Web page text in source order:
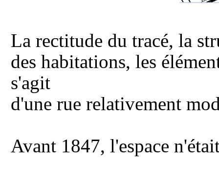
La rectitude du tracé, la
des habitations, les
s'agit
d'une rue relativement
Avant 1847, l'espace